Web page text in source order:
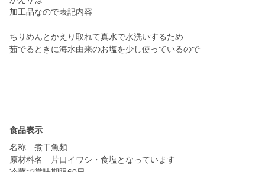
加工品なので表記内容
ちりめんとかえり取れて真水で水洗いするため
茹でるときに海水由来のお塩を少し使っているので
食品表示
名称 煮干魚類
原材料名 片口イワシ・食塩となっています